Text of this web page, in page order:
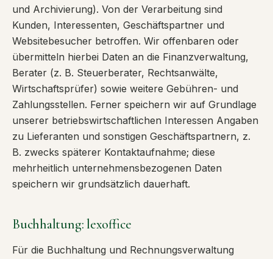
und Archivierung). Von der Verarbeitung sind
Kunden, Interessenten, Geschäftspartner und
Websitebesucher betroffen. Wir offenbaren oder
übermitteln hierbei Daten an die Finanzverwaltung,
Berater (z. B. Steuerberater, Rechtsanwälte,
Wirtschaftsprüfer) sowie weitere Gebühren- und
Zahlungsstellen. Ferner speichern wir auf Grundlage
unserer betriebswirtschaftlichen Interessen Angaben
zu Lieferanten und sonstigen Geschäftspartnern, z.
B. zwecks späterer Kontaktaufnahme; diese
mehrheitlich unternehmensbezogenen Daten
speichern wir grundsätzlich dauerhaft.
Buchhaltung: lexoffice
Für die Buchhaltung und Rechnungsverwaltung